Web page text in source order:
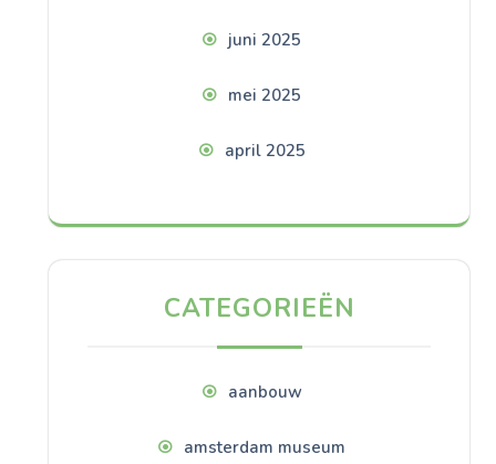
juni 2025
mei 2025
april 2025
CATEGORIEËN
aanbouw
amsterdam museum